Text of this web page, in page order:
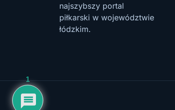
najszybszy portal
piłkarski w województwie
łódzkim.
1